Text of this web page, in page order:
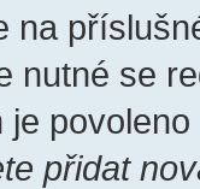
na
nutné se
je
přidat